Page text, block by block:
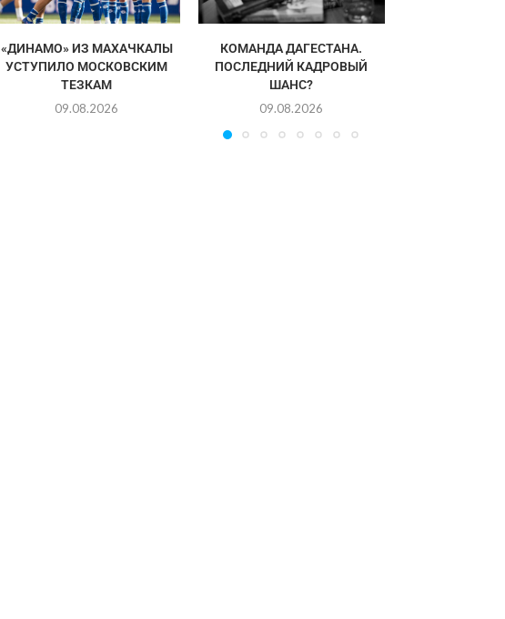
«ДИНАМО» ИЗ МАХАЧКАЛЫ
УСТУПИЛО МОСКОВСКИМ
ТЕЗКАМ
09.08.2026
КОМАНДА ДАГЕСТАНА.
ПОСЛЕДНИЙ КАДРОВЫЙ
ШАНС?
09.08.2026